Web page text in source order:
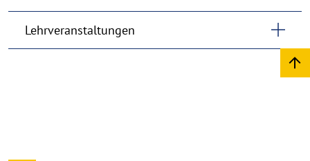
Lehrveranstaltungen